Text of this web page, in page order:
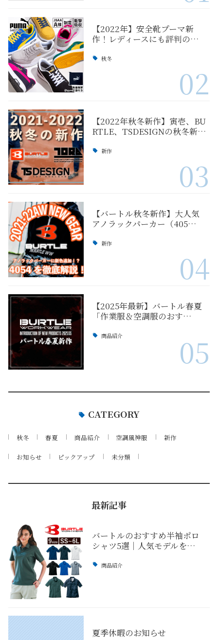
【2022年】安全靴プーマ新
作！レディースにも評判の…
秋冬
02
【2022年秋冬新作】寅壱、BU
RTLE、TSDESIGNの秋冬新…
新作
03
【バートル秋冬新作】大人気
アノラックパーカー（405…
新作
04
【2025年最新】バートル春夏
「作業服＆空調服のおす…
商品紹介 05
CATEGORY
秋冬 春夏 商品紹介 空調風神服 新作
お知らせ ピックアップ 未分類
最新記事
バートルのおすすめ半袖ポロ
シャツ5選｜人気モデルを…
商品紹介
夏季休暇のお知らせ